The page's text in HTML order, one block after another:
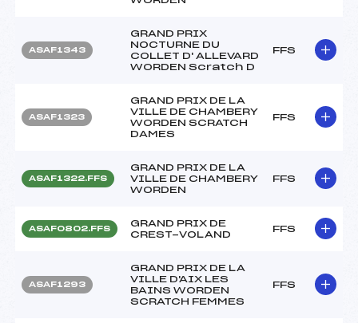
ASAF1343
GRAND PRIX
NOCTURNE DU
COLLET D' ALLEVARD
WORDEN Scratch D
FFS
ASAF1323
GRAND PRIX DE LA
VILLE DE CHAMBERY
WORDEN SCRATCH
DAMES
FFS
ASAF1322.FFS
GRAND PRIX DE LA
VILLE DE CHAMBERY
WORDEN
FFS
ASAF0802.FFS
GRAND PRIX DE
CREST-VOLAND
FFS
ASAF1293
GRAND PRIX DE LA
VILLE D'AIX LES
BAINS WORDEN
SCRATCH FEMMES
FFS